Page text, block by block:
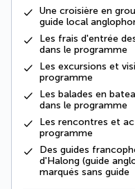
Une croisière en
guide local
Les frais d'entrée
dans le programme
Les excursions et
programme
Les balades en
dans le programme
Les rencontres et
programme
Des guides
d'Halong (guide
marqués sans guide